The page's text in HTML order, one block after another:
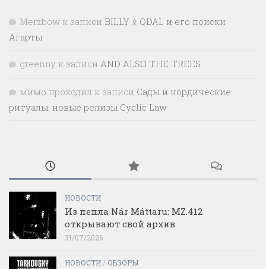
Merzbow к записи BILLY ᛟ ODAL и его поиски
Агарты
greenny к записи AND ALSO THE TREES
мимо проходил к записи Сады и нордические
ритуалы: новые релизы Cyclic Law
НОВОСТИ
Из пепла Nár Máttaru: MZ.412
открывают свой архив
31/07/2026
НОВОСТИ / ОБЗОРЫ